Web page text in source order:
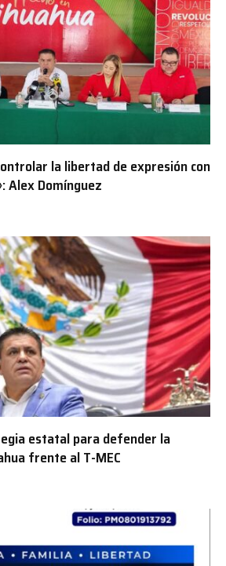
la libertad de expresión con
Alex Domínguez
estatal para defender la
frente al T-MEC